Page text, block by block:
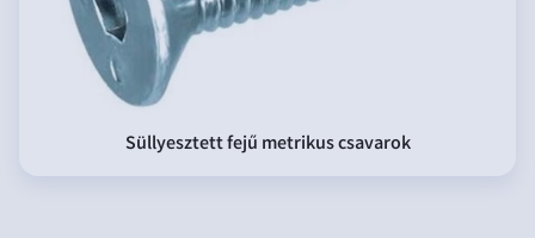
Süllyesztett fejű metrikus csavarok